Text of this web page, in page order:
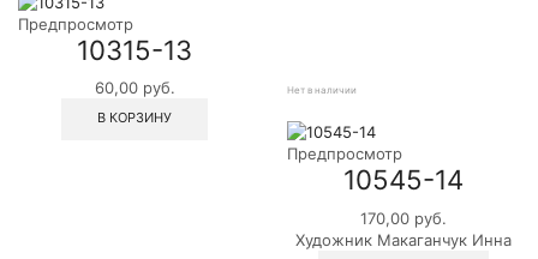
Предпросмотр
10315-13
60,00 руб.
В КОРЗИНУ
Нет в наличии
Предпросмотр
10545-14
170,00 руб.
Художник Макаганчук Инна